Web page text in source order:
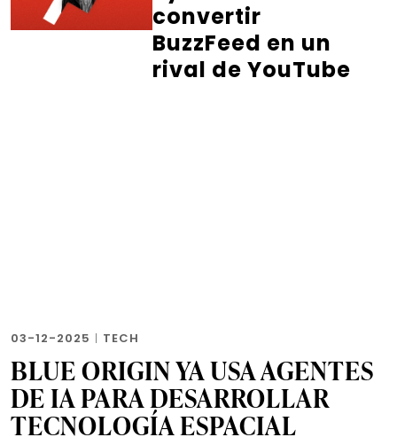
convertir
BuzzFeed en un
rival de YouTube
03-12-2025 | TECH
BLUE ORIGIN YA USA AGENTES
DE IA PARA DESARROLLAR
TECNOLOGÍA ESPACIAL